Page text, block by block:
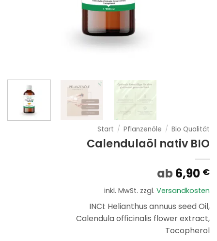
Start / Pflanzenöle / Bio Qualität
Calendulaöl nativ BIO
ab 6,90 €
inkl. MwSt. zzgl. Versandkosten
INCI: Helianthus annuus seed Oil,
Calendula officinalis flower extract,
Tocopherol